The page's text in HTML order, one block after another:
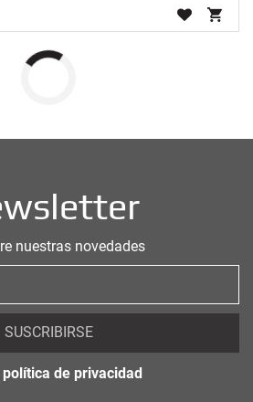
nuestras novedades
SUSCRIBIRSE
política de privacidad